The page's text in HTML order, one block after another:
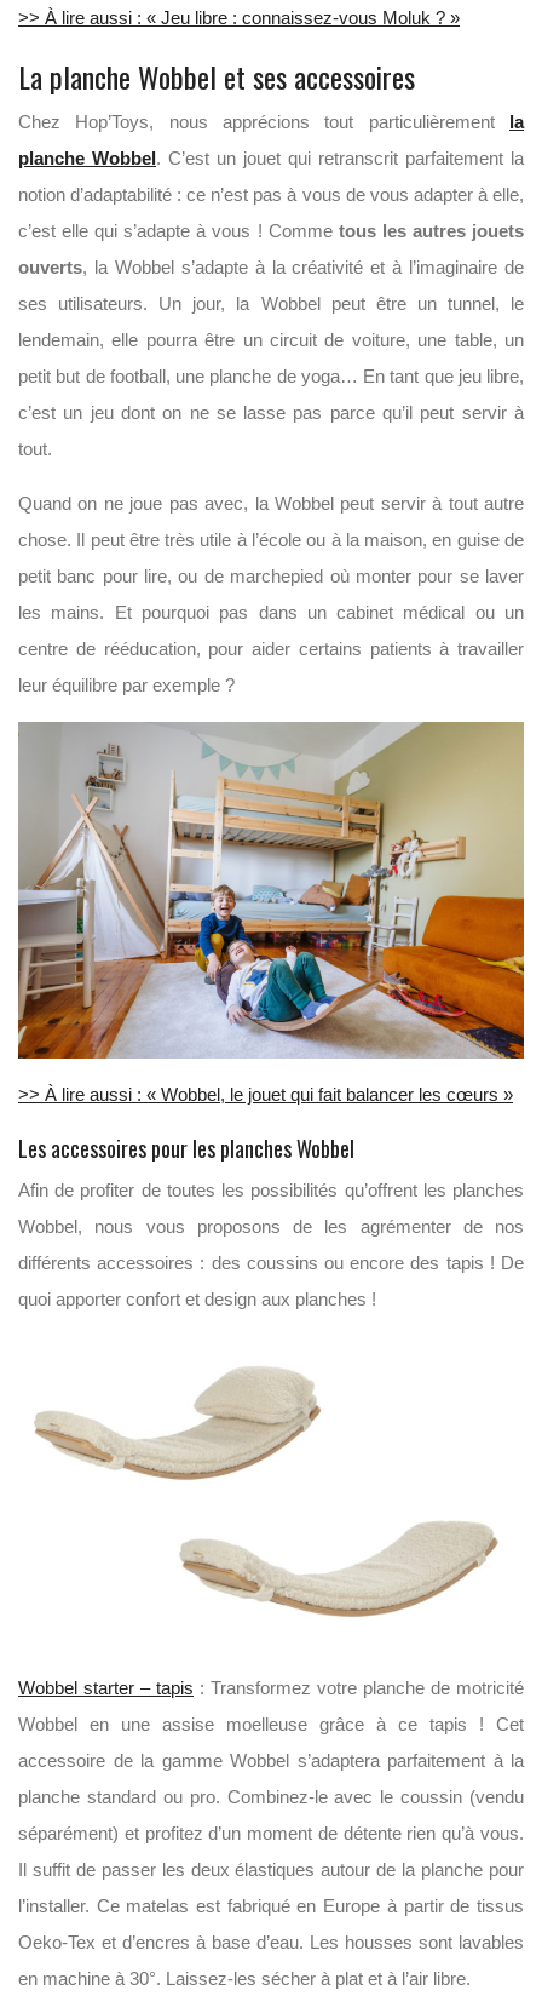
>> À lire aussi : « Jeu libre : connaissez-vous Moluk ? »
La planche Wobbel et ses accessoires
Chez Hop’Toys, nous apprécions tout particulièrement la
planche Wobbel. C’est un jouet qui retranscrit parfaitement la
notion d’adaptabilité : ce n’est pas à vous de vous adapter à elle,
c’est elle qui s’adapte à vous ! Comme tous les autres jouets
ouverts, la Wobbel s’adapte à la créativité et à l’imaginaire de
ses utilisateurs. Un jour, la Wobbel peut être un tunnel, le
lendemain, elle pourra être un circuit de voiture, une table, un
petit but de football, une planche de yoga… En tant que jeu libre,
c’est un jeu dont on ne se lasse pas parce qu’il peut servir à
tout.
Quand on ne joue pas avec, la Wobbel peut servir à tout autre
chose. Il peut être très utile à l’école ou à la maison, en guise de
petit banc pour lire, ou de marchepied où monter pour se laver
les mains. Et pourquoi pas dans un cabinet médical ou un
centre de rééducation, pour aider certains patients à travailler
leur équilibre par exemple ?
>> À lire aussi : « Wobbel, le jouet qui fait balancer les cœurs »
Les accessoires pour les planches Wobbel
Afin de profiter de toutes les possibilités qu’offrent les planches
Wobbel, nous vous proposons de les agrémenter de nos
différents accessoires : des coussins ou encore des tapis ! De
quoi apporter confort et design aux planches !
Wobbel starter – tapis : Transformez votre planche de motricité
Wobbel en une assise moelleuse grâce à ce tapis ! Cet
accessoire de la gamme Wobbel s’adaptera parfaitement à la
planche standard ou pro. Combinez-le avec le coussin (vendu
séparément) et profitez d’un moment de détente rien qu’à vous.
Il suffit de passer les deux élastiques autour de la planche pour
l’installer. Ce matelas est fabriqué en Europe à partir de tissus
Oeko-Tex et d’encres à base d’eau. Les housses sont lavables
en machine à 30°. Laissez-les sécher à plat et à l’air libre.